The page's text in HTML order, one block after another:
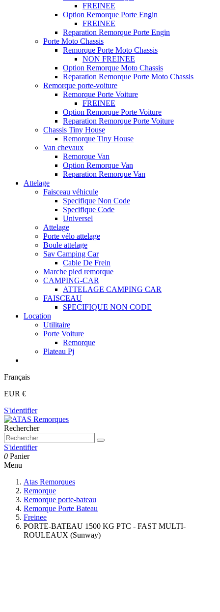
FREINEE
Option Remorque Porte Engin
FREINEE
Reparation Remorque Porte Engin
Porte Moto Chassis
Remorque Porte Moto Chassis
NON FREINEE
Option Remorque Moto Chassis
Reparation Remorque Porte Moto Chassis
Remorque porte-voiture
Remorque Porte Voiture
FREINEE
Option Remorque Porte Voiture
Reparation Remorque Porte Voiture
Chassis Tiny House
Remorque Tiny House
Van chevaux
Remorque Van
Option Remorque Van
Reparation Remorque Van
Attelage
Faisceau véhicule
Specifique Non Code
Specifique Code
Universel
Attelage
Porte vélo attelage
Boule attelage
Sav Camping Car
Cable De Frein
Marche pied remorque
CAMPING-CAR
ATTELAGE CAMPING CAR
FAISCEAU
SPECIFIQUE NON CODE
Location
Utilitaire
Porte Voiture
Remorque
Plateau Pj
Français
EUR €
S'identifier
Rechercher
S'identifier
0 Panier
Menu
Atas Remorques
Remorque
Remorque porte-bateau
Remorque Porte Bateau
Freinee
PORTE-BATEAU 1500 KG PTC - FAST MULTI-
ROULEAUX (Sunway)